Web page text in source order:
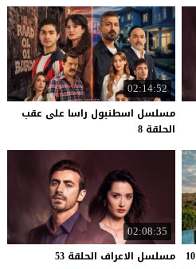
02:14:52
مسلسل اسطنبول راسا على عقب
الحلقة 8
10
02:08:35
مسلسل الاعراف الحلقة 53